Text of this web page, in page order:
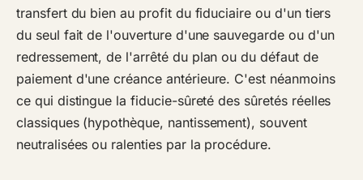
transfert du bien au profit du fiduciaire ou d'un tiers
du seul fait de l'ouverture d'une sauvegarde ou d'un
redressement, de l'arrêté du plan ou du défaut de
paiement d'une créance antérieure. C'est néanmoins
ce qui distingue la fiducie-sûreté des sûretés réelles
classiques (hypothèque, nantissement), souvent
neutralisées ou ralenties par la procédure.